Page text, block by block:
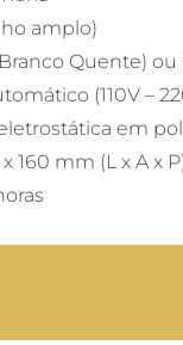
amplo)
Quente) ou
(110V –
em
x 160 mm (L x A x